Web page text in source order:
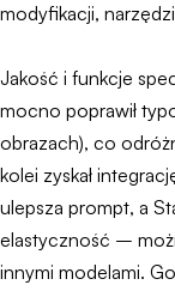
modyfikacji,
Jakość i funkcje
mocno poprawił
obrazach), co
kolei zyskał
ulepsza prompt, a
elastyczność –
innymi modelami.